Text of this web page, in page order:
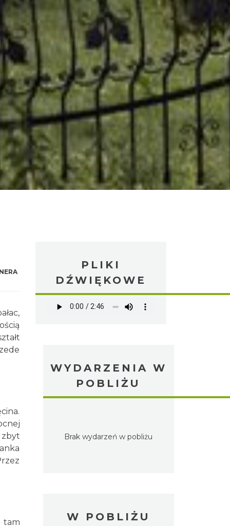
zbyt
tam
PLIKI
DŹWIĘKOWE
WYDARZENIA W
POBLIŻU
Brak wydarzeń w pobliżu
W POBLIŻU